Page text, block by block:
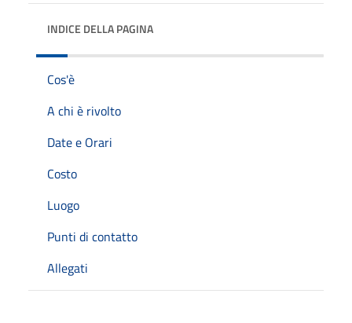
INDICE DELLA PAGINA
Cos'è
A chi è rivolto
Date e Orari
Costo
Luogo
Punti di contatto
Allegati